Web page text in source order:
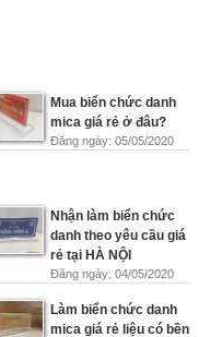
Mua biển chức danh
mica giá rẻ ở đâu?
Đăng ngày: 05/05/2020
Nhận làm biển chức
danh theo yêu cầu giá
rẻ tại HÀ NỘI
Đăng ngày: 04/05/2020
Làm biển chức danh
mica giá rẻ liệu có bền